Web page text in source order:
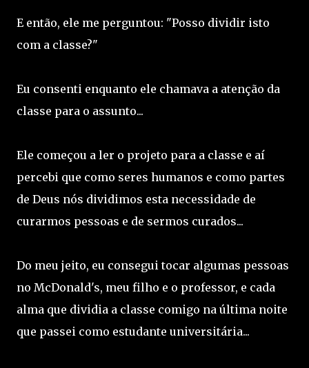
E então, ele me perguntou: "Posso dividir isto
com a classe?"
Eu consenti enquanto ele chamava a atenção da
classe para o assunto...
Ele começou a ler o projeto para a classe e aí
percebi que como seres humanos e como partes
de Deus nós dividimos esta necessidade de
curarmos pessoas e de sermos curados...
Do meu jeito, eu consegui tocar algumas pessoas
no McDonald's, meu filho e o professor, e cada
alma que dividia a classe comigo na última noite
que passei como estudante universitária...